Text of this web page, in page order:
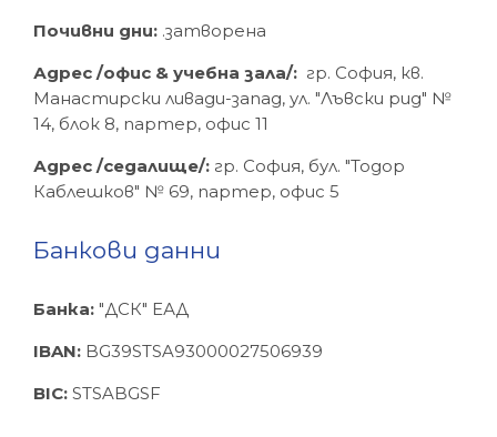
Почивни дни: .затворена
Адрес /офис & учебна зала/: гр. София, кв.
Манастирски ливади-запад, ул. "Лъвски рид" №
14, блок 8, партер, офис 11
Адрес /седалище/: гр. София, бул. "Тодор
Каблешков" № 69, партер, офис 5
Банкови данни
Банка: "ДСК" ЕАД
IBAN: BG39STSA93000027506939
BIC: STSABGSF